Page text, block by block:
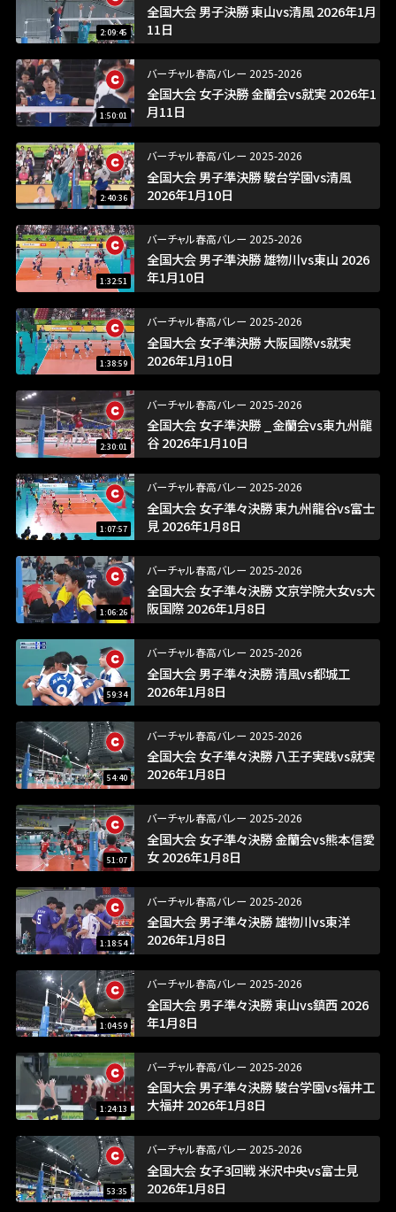
2:09:45
全国大会 男子決勝 東山vs清風 2026年1月
11日
1:50:01
バーチャル春高バレー 2025-2026
全国大会 女子決勝 金蘭会vs就実 2026年1
月11日
2:40:36
バーチャル春高バレー 2025-2026
全国大会 男子準決勝 駿台学園vs清風
2026年1月10日
1:32:51
バーチャル春高バレー 2025-2026
全国大会 男子準決勝 雄物川vs東山 2026
年1月10日
1:38:59
バーチャル春高バレー 2025-2026
全国大会 女子準決勝 大阪国際vs就実
2026年1月10日
2:30:01
バーチャル春高バレー 2025-2026
全国大会 女子準決勝 _金蘭会vs東九州龍
谷 2026年1月10日
1:07:57
バーチャル春高バレー 2025-2026
全国大会 女子準々決勝 東九州龍谷vs富士
見 2026年1月8日
1:06:26
バーチャル春高バレー 2025-2026
全国大会 女子準々決勝 文京学院大女vs大
阪国際 2026年1月8日
59:34
バーチャル春高バレー 2025-2026
全国大会 男子準々決勝 清風vs都城工
2026年1月8日
54:40
バーチャル春高バレー 2025-2026
全国大会 女子準々決勝 八王子実践vs就実
2026年1月8日
51:07
バーチャル春高バレー 2025-2026
全国大会 女子準々決勝 金蘭会vs熊本信愛
女 2026年1月8日
1:18:54
バーチャル春高バレー 2025-2026
全国大会 男子準々決勝 雄物川vs東洋
2026年1月8日
1:04:59
バーチャル春高バレー 2025-2026
全国大会 男子準々決勝 東山vs鎮西 2026
年1月8日
1:24:13
バーチャル春高バレー 2025-2026
全国大会 男子準々決勝 駿台学園vs福井工
大福井 2026年1月8日
53:35
バーチャル春高バレー 2025-2026
全国大会 女子3回戦 米沢中央vs富士見
2026年1月8日